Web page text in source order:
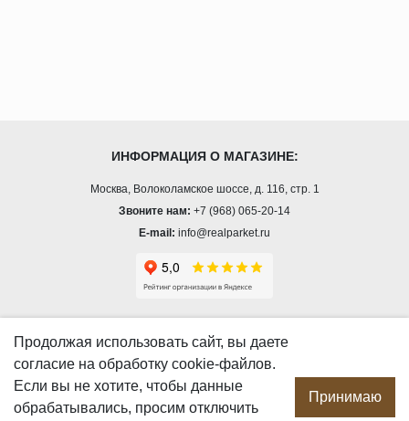
ИНФОРМАЦИЯ О МАГАЗИНЕ:
Москва, Волоколамское шоссе, д. 116, стр. 1
Звоните нам: +7 (968) 065-20-14
E-mail: info@realparket.ru
О компании
Производство
Сотрудничество
Продолжая использовать сайт, вы даете
согласие на обработку cookie-файлов.
Если вы не хотите, чтобы данные
обрабатывались, просим отключить
Принимаю